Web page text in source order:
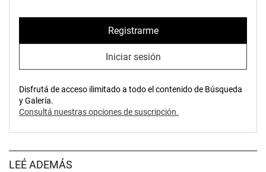
Registrarme
Iniciar sesión
Disfrutá de acceso ilimitado a todo el contenido de Búsqueda
y Galería.
Consultá nuestras opciones de suscripción.
LEÉ ADEMÁS